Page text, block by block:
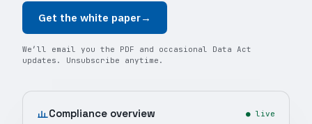
Get the white paper→
We’ll email you the PDF and occasional Data Act
updates. Unsubscribe anytime.
Compliance overview ● live